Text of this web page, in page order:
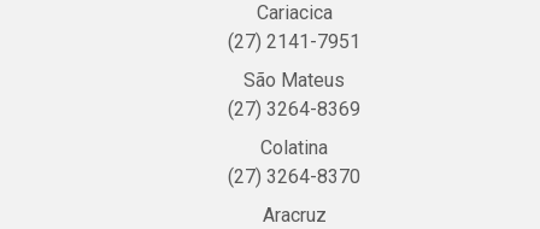
Cariacica
(27) 2141-7951
São Mateus
(27) 3264-8369
Colatina
(27) 3264-8370
Aracruz